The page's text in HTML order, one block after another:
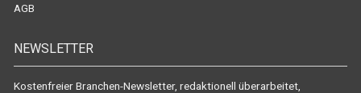
AGB
NEWSLETTER
Kostenfreier Branchen-Newsletter, redaktionell überarbeitet,